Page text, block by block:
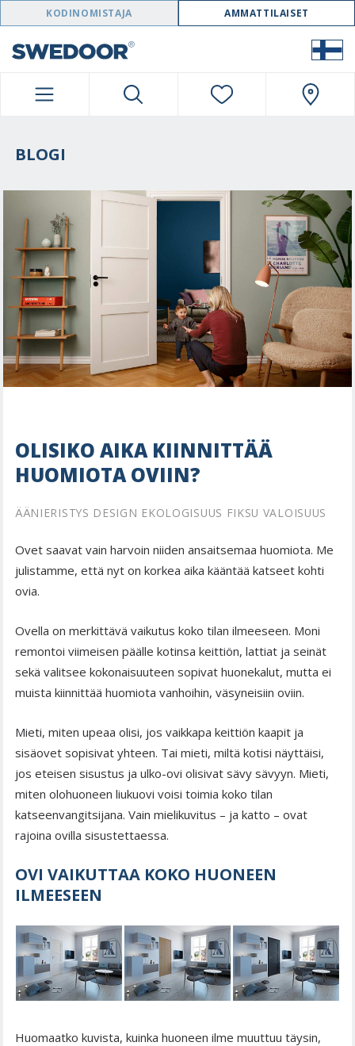
SWEDOOR NAVIGATION
KODINOMISTAJA AMMATTILAISET
BLOGI
OLISIKO AIKA KIINNITTÄÄ
HUOMIOTA OVIIN?
ÄÄNIERISTYS DESIGN EKOLOGISUUS FIKSU VALOISUUS
Ovet saavat vain harvoin niiden ansaitsemaa huomiota. Me
julistamme, että nyt on korkea aika kääntää katseet kohti
ovia.
Ovella on merkittävä vaikutus koko tilan ilmeeseen. Moni
remontoi viimeisen päälle kotinsa keittiön, lattiat ja seinät
sekä valitsee kokonaisuuteen sopivat huonekalut, mutta ei
muista kiinnittää huomiota vanhoihin, väsyneisiin oviin.
Mieti, miten upeaa olisi, jos vaikkapa keittiön kaapit ja
sisäovet sopisivat yhteen. Tai mieti, miltä kotisi näyttäisi,
jos eteisen sisustus ja ulko-ovi olisivat sävy sävyyn. Mieti,
miten olohuoneen liukuovi voisi toimia koko tilan
katseenvangitsijana. Vain mielikuvitus – ja katto – ovat
rajoina ovilla sisustettaessa.
OVI VAIKUTTAA KOKO HUONEEN
ILMEESEEN
Huomaatko kuvista, kuinka huoneen ilme muuttuu täysin,